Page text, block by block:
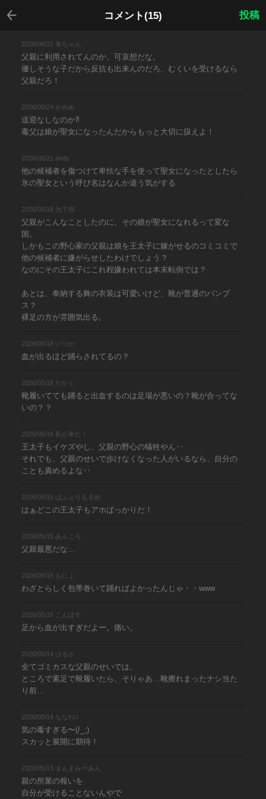
コメント(15)
戻る
投稿
2026/06/22 朱ちゃん
父親に利用されてんのか、可哀想だな。
優しそうな子だから反抗も出来んのだろ、むくいを受けるなら
父親だろ！
2026/05/24 かめめ
送迎なしなのか⁈
毒父は娘が聖女になったんだからもっと大切に扱えよ！
2026/05/21 andy
他の候補者を傷つけて卑怯な手を使って聖女になったとしたら
氷の聖女という呼び名はなんか違う気がする
2026/05/18 为了你
父親がこんなことしたのに、その娘が聖女になれるって変な
国。
しかもこの野心家の父親は娘を王太子に嫁がせるのコミコミで
他の候補者に嫌がらせしたわけでしょう？
なのにその王太子にこれ程嫌われては本末転倒では？
あとは、奉納する舞の衣装は可愛いけど、靴が普通のパンプ
ス？
裸足の方が雰囲気出る。
2026/05/18 いつか
血が出るほど踊らされてるの？
2026/05/18 たかく
靴履いてても踊ると出血するのは足場が悪いの？靴が合ってな
いの？？
2026/05/16 私が来た！
王太子もイケズやし、父親の野心の犠牲やん‥
それでも、父親のせいで歩けなくなった人がいるなら、自分の
ことも責めるよな‥
2026/05/15 ぱふぇりもるめ
はぁどこの王太子もアホばっかりだ！
2026/05/15 あんころ
父親最悪だな…
2026/05/15 もにょ
わざとらしく包帯巻いて踊ればよかったんじゃ・・www
2026/05/15 こんぽす
足から血が出すぎだよー。痛い。
2026/05/14 はるか
全てゴミカスな父親のせいでは。
ところで素足で靴履いたら、そりゃあ…靴擦れまったナシ当た
り前…
2026/05/14 ななﾁｭﾝ
気の毒すぎる〜(/_;)
スカッと展開に期待！
2026/05/13 まんまみーあん
親の所業の報いを
自分が受けることないんやで